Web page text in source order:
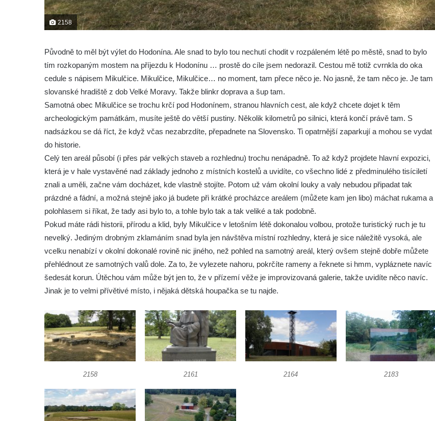
2158
Původně to měl být výlet do Hodonína. Ale snad to bylo tou nechutí chodit v rozpáleném létě po městě, snad to bylo
tím rozkopaným mostem na příjezdu k Hodonínu … prostě do cíle jsem nedorazil. Cestou mě totiž cvrnkla do oka
cedule s nápisem Mikulčice. Mikulčice, Mikulčice… no moment, tam přece něco je. No jasně, že tam něco je. Je tam
slovanské hradiště z dob Velké Moravy. Takže blinkr doprava a šup tam.
Samotná obec Mikulčice se trochu krčí pod Hodonínem, stranou hlavních cest, ale když chcete dojet k těm
archeologickým památkám, musíte ještě do větší pustiny. Několik kilometrů po silnici, která končí právě tam. S
nadsázkou se dá říct, že když včas nezabrzdíte, přepadnete na Slovensko. Ti opatrnější zaparkují a mohou se vydat
do historie.
Celý ten areál působí (i přes pár velkých staveb a rozhlednu) trochu nenápadně. To až když projdete hlavní expozici,
která je v hale vystavěné nad základy jednoho z místních kostelů a uvidíte, co všechno lidé z předminulého tisíciletí
znali a uměli, začne vám docházet, kde vlastně stojíte. Potom už vám okolní louky a valy nebudou připadat tak
prázdné a fádní, a možná stejně jako já budete při krátké procházce areálem (můžete kam jen libo) máchat rukama a
polohlasem si říkat, že tady asi bylo to, a tohle bylo tak a tak veliké a tak podobně.
Pokud máte rádi historii, přírodu a klid, byly Mikulčice v letošním létě dokonalou volbou, protože turistický ruch je tu
nevelký. Jediným drobným zklamáním snad byla jen návštěva místní rozhledny, která je sice náležitě vysoká, ale
vcelku nenabízí v okolní dokonalé rovině nic jiného, než pohled na samotný areál, který ovšem stejně dobře můžete
přehlédnout ze samotných valů dole. Za to, že vylezete nahoru, pokrčíte rameny a řeknete si hmm, vypláznete navíc
šedesát korun. Útěchou vám může být jen to, že v přízemí věže je improvizovaná galerie, takže uvidíte něco navíc.
Jinak je to velmi přívětivé místo, i nějaká dětská houpačka se tu najde.
2158 2161 2164 2183